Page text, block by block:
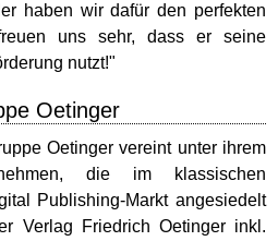
haben wir dafür den perfekten
uns sehr, dass er seine
nutzt!"
Oetinger
Oetinger vereint unter ihrem
die im klassischen
Publishing-Markt angesiedelt
Verlag Friedrich Oetinger inkl.